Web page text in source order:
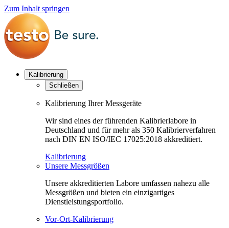
Zum Inhalt springen
Kalibrierung
Schließen
Kalibrierung Ihrer Messgeräte
Wir sind eines der führenden Kalibrierlabore in
Deutschland und für mehr als 350 Kalibrierverfahren
nach DIN EN ISO/IEC 17025:2018 akkreditiert.
Kalibrierung
Unsere Messgrößen
Unsere akkreditierten Labore umfassen nahezu alle
Messgrößen und bieten ein einzigartiges
Dienstleistungsportfolio.
Vor-Ort-Kalibrierung